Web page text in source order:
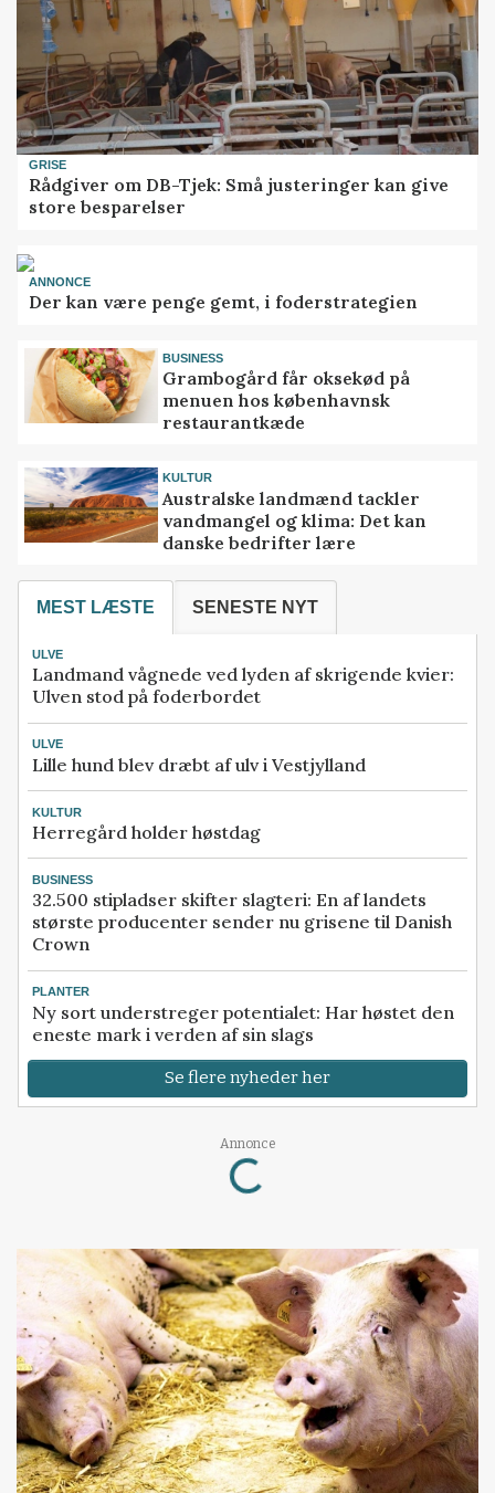
GRISE
Rådgiver om DB-Tjek: Små justeringer kan give
store besparelser
ANNONCE
Der kan være penge gemt, i foderstrategien
BUSINESS
Grambogård får oksekød på
menuen hos københavnsk
restaurantkæde
KULTUR
Australske landmænd tackler
vandmangel og klima: Det kan
danske bedrifter lære
MEST LÆSTE SENESTE NYT
ULVE
Landmand vågnede ved lyden af skrigende kvier:
Ulven stod på foderbordet
ULVE
Lille hund blev dræbt af ulv i Vestjylland
KULTUR
Herregård holder høstdag
BUSINESS
32.500 stipladser skifter slagteri: En af landets
største producenter sender nu grisene til Danish
Crown
PLANTER
Ny sort understreger potentialet: Har høstet den
eneste mark i verden af sin slags
Se flere nyheder her
Annonce
Loading...